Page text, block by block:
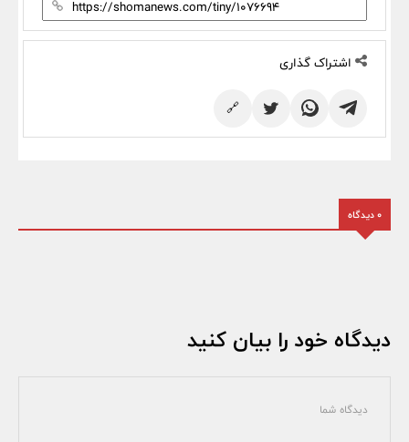
اشتراک گذاری
🔗
0 دیدگاه
دیدگاه خود را بیان کنید